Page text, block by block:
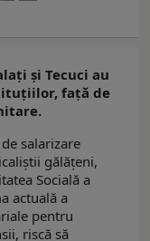
și Tecuci au
față de
salarizare
gălățeni,
Socială a
actuală a
pentru
riscă să